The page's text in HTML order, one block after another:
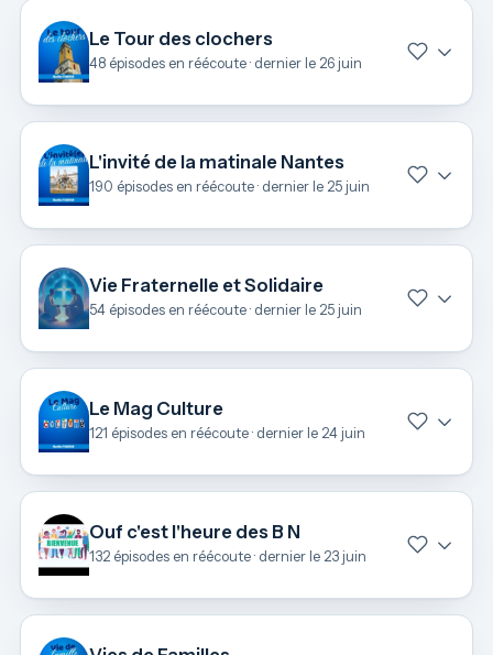
Le Tour des clochers
48 épisodes en réécoute · dernier le 26 juin
L'invité de la matinale Nantes
190 épisodes en réécoute · dernier le 25 juin
Vie Fraternelle et Solidaire
54 épisodes en réécoute · dernier le 25 juin
Le Mag Culture
121 épisodes en réécoute · dernier le 24 juin
Ouf c'est l'heure des B N
132 épisodes en réécoute · dernier le 23 juin